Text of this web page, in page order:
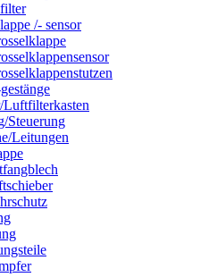
/- sensor
Steuerung
Leitungen